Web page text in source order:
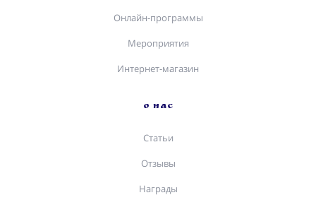
Онлайн-программы
Мероприятия
Интернет-магазин
О НАС
Статьи
Отзывы
Награды